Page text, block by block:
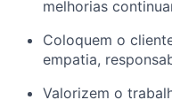
melhorias
Coloquem o
empatia,
Valorizem o